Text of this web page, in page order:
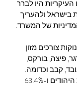
היו לברר
בישראל ולהעריך
של המשרד.
מהתינוקות צורכים מזון
פיצה, בורקס,
קבב וכדומה.